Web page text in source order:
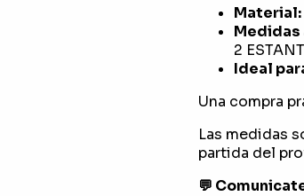
Material:
Medidas
2
Ideal
Una compra
Las medidas
partida del
💬